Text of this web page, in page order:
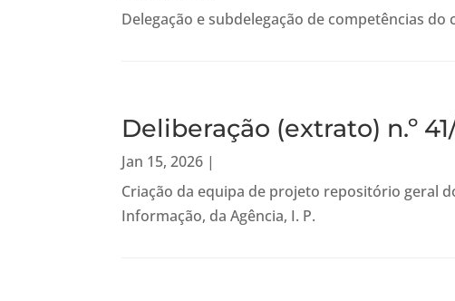
Delegação e subdelegação de competências
Deliberação (extrato) n.º
Jan 15, 2026 |
Criação da equipa de projeto repositório geral
Informação, da Agência, I. P.